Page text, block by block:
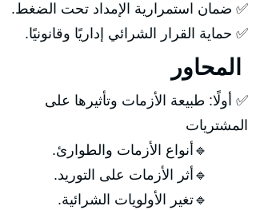
✅ ضمان استمرارية الإمداد تحت الضغط.
✅ حماية القرار الشرائي إداريًا وقانونيًا.
✅ أولًا: طبيعة الأزمات وتأثيرها على
المشتريات
🔹أنواع الأزمات والطوارئ.
🔹أثر الأزمات على التوريد.
🔹تغير الأولويات الشرائية.